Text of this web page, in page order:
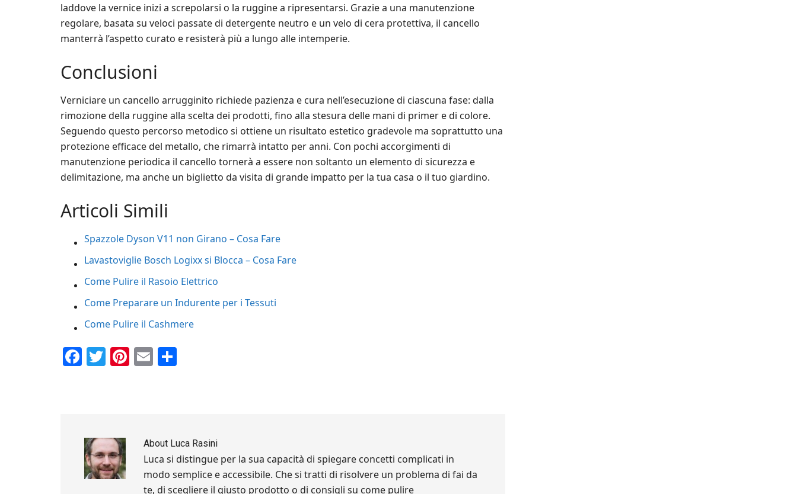
laddove la vernice inizi a screpolarsi o la ruggine a ripresentarsi. Grazie a una manutenzione
regolare, basata su veloci passate di detergente neutro e un velo di cera protettiva, il cancello
manterrà l’aspetto curato e resisterà più a lungo alle intemperie.
Conclusioni
Verniciare un cancello arrugginito richiede pazienza e cura nell’esecuzione di ciascuna fase: dalla
rimozione della ruggine alla scelta dei prodotti, fino alla stesura delle mani di primer e di colore.
Seguendo questo percorso metodico si ottiene un risultato estetico gradevole ma soprattutto una
protezione efficace del metallo, che rimarrà intatto per anni. Con pochi accorgimenti di
manutenzione periodica il cancello tornerà a essere non soltanto un elemento di sicurezza e
delimitazione, ma anche un biglietto da visita di grande impatto per la tua casa o il tuo giardino.
Articoli Simili
Spazzole Dyson V11 non Girano – Cosa Fare
Lavastoviglie Bosch Logixx​ si Blocca – Cosa Fare
Come Pulire il Rasoio Elettrico
Come Preparare un Indurente per i Tessuti
Come Pulire il Cashmere
Facebook
Twitter
Pinterest
Email
About Luca Rasini
Luca si distingue per la sua capacità di spiegare concetti complicati in
modo semplice e accessibile. Che si tratti di risolvere un problema di fai da
te, di scegliere il giusto prodotto o di consigli su come pulire